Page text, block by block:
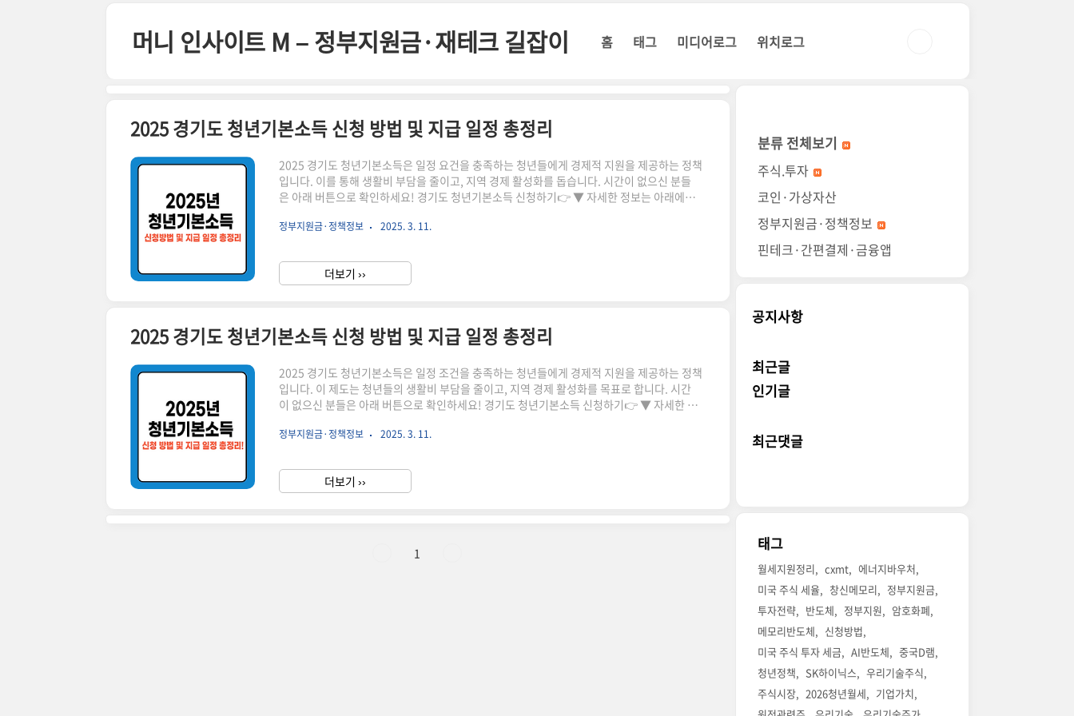
머니 인사이트 M – 정부지원금·재테크 길잡이 홈 태그 미디어로그 위치로그
2025 경기도 청년기본소득 신청 방법 및 지급 일정 총정리
2025 경기도 청년기본소득은 일정 요건을 충족하는 청년들에게 경제적 지원을 제공하는 정책
입니다. 이를 통해 생활비 부담을 줄이고, 지역 경제 활성화를 돕습니다. 시간이 없으신 분들
은 아래 버튼으로 확인하세요! 경기도 청년기본소득 신청하기👉 ▼ 자세한 정보는 아래에서
액: 연 100만 원 (분기별 25만 원 지급)사용처: 경기지역화폐 형태로 지급, 경기도 내 가맹점에
다.신청 기간 확인: 분기별 신청이 진행되며, 2025년 1분기 신청 일정은 3월 초 예정온라인 신
청: 경기도 청년기본소득 신청 홈페이지에서 접수서류 제출..
정부지원금·정책정보 2025. 3. 11.
더보기 ››
2025 경기도 청년기본소득 신청 방법 및 지급 일정 총정리
2025 경기도 청년기본소득은 일정 조건을 충족하는 청년들에게 경제적 지원을 제공하는 정책
입니다. 이 제도는 청년들의 생활비 부담을 줄이고, 지역 경제 활성화를 목표로 합니다. 시간
이 없으신 분들은 아래 버튼으로 확인하세요! 경기도 청년기본소득 신청하기👉 ▼ 자세한 정
청년지원 금액: 연 100만 원 (분기별 25만 원 지급)사용처: 경기지역화폐 형태로 지급, 경기도
수 있습니다.신청 기간 확인: 분기별 신청이 진행되며, 2025년 1분기 신청 일정은 3월 초 예정
온라인 신청: 경기도 청년기본소득 신청 홈페이지에서..
정부지원금·정책정보 2025. 3. 11.
더보기 ››
1
분류 전체보기
주식.투자
코인·가상자산
정부지원금·정책정보
핀테크·간편결제·금융앱
공지사항
최근글
인기글
최근댓글
태그
월세지원정리 cxmt
에너지바우처
미국 주식 세율
창신메모리
정부지원금
투자전략
반도체 정부지원
암호화폐
메모리반도체
신청방법
미국 주식 투자 세금
AI반도체
중국D램
청년정책
SK하이닉스
우리기술주식
주식시장
2026청년월세
기업가치